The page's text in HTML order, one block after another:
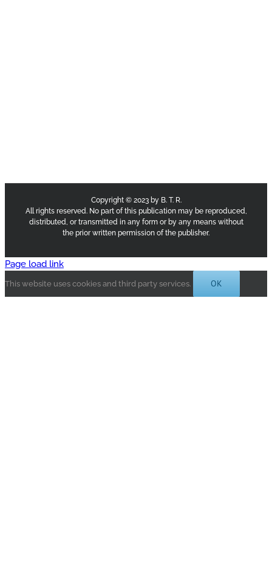
Copyright © 2023 by B. T. R.
All rights reserved. No part of this publication may be reproduced,
distributed, or transmitted in any form or by any means without
the prior written permission of the publisher.
Page load link
This website uses cookies and third party services. OK